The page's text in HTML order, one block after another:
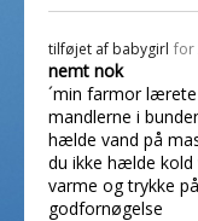
tilføjet af babygirl for
nemt nok
´min farmor
mandlerne i
hælde vand på
du ikke hælde
varme og trykke
godfornøgelse